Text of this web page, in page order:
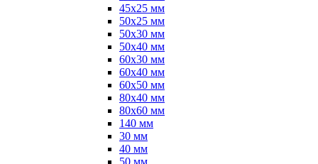
45х25 мм
50х25 мм
50х30 мм
50х40 мм
60х30 мм
60х40 мм
60х50 мм
80х40 мм
80х60 мм
140 мм
30 мм
40 мм
50 мм